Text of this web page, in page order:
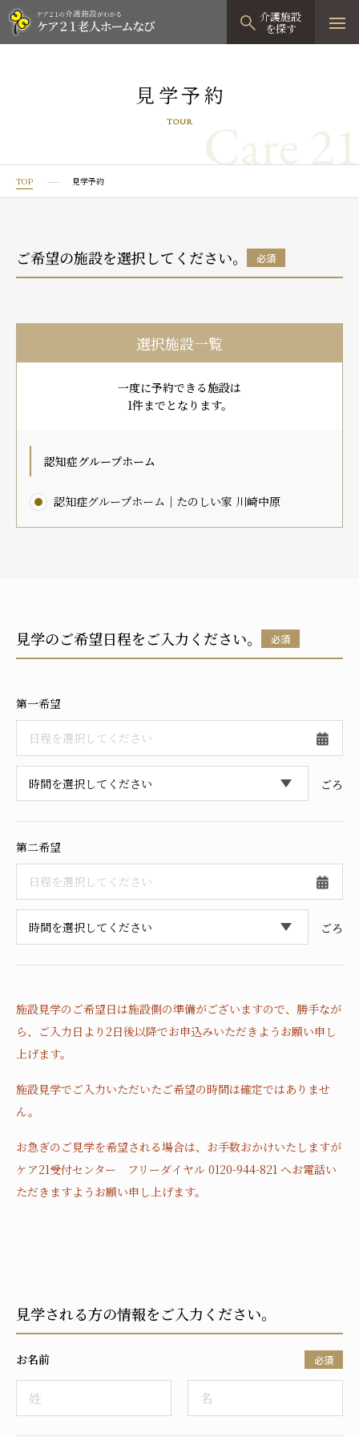
介護施設
を探す
見学予約
有料老人ホームTOP
プレザングラン
プレザンメゾン
有料老人ホームとは
グループホーム
たのしい家
認知症対応型グループホームとは
認知症のおはなし
小規模多機能型居宅介護TOP
たのしい家
小規模多機能型居宅介護とは
0120-944
運営会社
プライバシーポリシー
採用情報
見学予約
TOUR Care 21
TOP 見学予約
ご希望の施設を選択してください。 必須
選択施設一覧
一度に予約できる施設は
1件までとなります。
認知症グループホーム
認知症グループホーム｜たのしい家 川崎中原
見学のご希望日程をご入力ください。 必須
第一希望
ごろ
第二希望
ごろ
施設見学のご希望日は施設側の準備がございますので、 勝手なが
ら、ご入力日より2日後以降でお申込みいただきようお願い申し
上げます。
施設見学でご入力いただいたご希望の時間は確定ではありませ
ん。
お急ぎのご見学を希望される場合は、お手数おかけいたしますが
ケア21受付センター フリーダイヤル 0120-944-821 へお電話い
ただきますようお願い申し上げます。
見学される方の情報をご入力ください。
お名前 必須